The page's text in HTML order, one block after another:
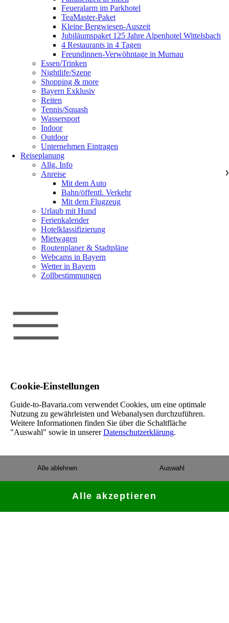
Feueralarm im Parkhotel
TeaMaster-Paket
Kleine Bergwiesen-Auszeit
Jubiläumspaket 125 Jahre Alpenhotel Wittelsbach
4 Restaurants in 4 Tagen
Freundinnen-Verwöhntage in Murnau
Essen/Trinken
Nightlife/Szene
Shopping & more
Bayern Exklusiv
Reiten
Tennis/Squash
Wassersport
Indoor
Outdoor
Unternehmen Eintragen
Reiseplanung
Allg. Info
Anreise
❯
Mit dem Auto
Bahn/öffentl. Verkehr
Mit dem Flugzeug
Urlaub mit Hund
Ferienkalender
Hotelklassifizierung
Mietwagen
Routenplaner & Stadtpläne
Webcams in Bayern
Wetter in Bayern
Zollbestimmungen
Cookie-Einstellungen
Guide-to-Bavaria.com verwendet Cookies, um eine optimale
Nutzung zu gewährleisten und Webanalysen durchzuführen.
Weitere Informationen finden Sie über die Schaltfläche
"Auswahl" sowie in unsererDatenschutzerklärung.
Auswahl
Alle ablehnen
Alle akzeptieren